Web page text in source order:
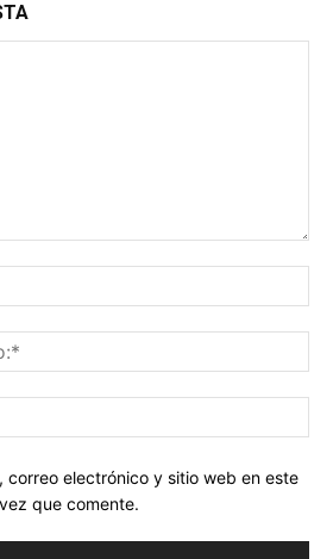
correo electrónico y sitio web en este
que comente.